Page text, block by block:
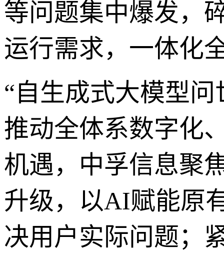
等问题集中爆发，
运行需求，一体化
“自生成式大模型
推动全体系数字化
机遇，中孚信息聚
升级，以AI赋能原
决用户实际问题；